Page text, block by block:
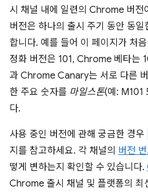
시 채널 내에 일련의 Chrome 버전
버전은 하나의 출시 주기 동안 동일
합니다. 예를 들어 이 페이지가 처
정화 버전은 101, Chrome 베타는
과 Chrome Canary는 서로 다른
한 주요 숫자를 마일스톤(예: M101
다.
사용 중인 버전에 관해 궁금한 경우
지를 참고하세요. 각 채널의 버전
떻게 변하는지 확인할 수 있습니다.
Chrome 출시 채널 및 플랫폼의 최